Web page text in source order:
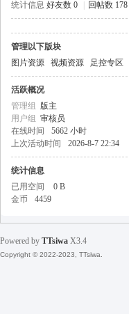
统计信息 好友数 0 回帖数 178
管理以下版块
图片资源
视频资源 足控专区
活跃概况
管理组 版主
用户组 审核员
在线时间
5662 小时
上次活动时间
2026-8-7 22:34
统计信息
已用空间
0 B
金币
4459
Powered by TTsiwa X3.4
Copyright © 2022-2023, TTsiwa.